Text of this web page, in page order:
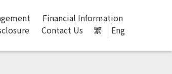
Financial Information
Contact Us​ 繁 Eng